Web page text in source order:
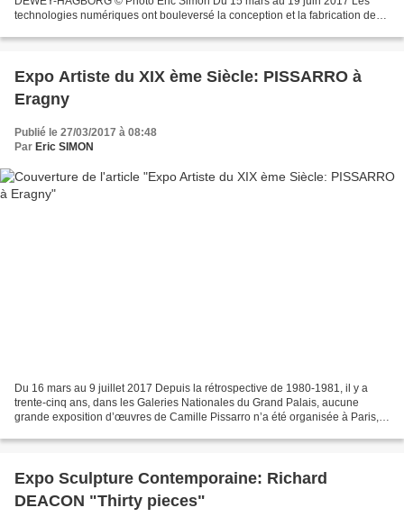
technologies numériques ont bouleversé la conception et la fabrication des
Expo Artiste du XIX ème Siècle: PISSARRO à
Eragny
Publié le 27/03/2017 à 08:48
Par Eric SIMON
Du 16 mars au 9 juillet 2017 Depuis la rétrospective de 1980-1981, il y a
trente-cinq ans, dans les Galeries Nationales du Grand Palais, aucune
grande exposition d’œuvres de Camille Pissarro n’a été organisée à Paris,
Expo Sculpture Contemporaine: Richard
DEACON "Thirty pieces"